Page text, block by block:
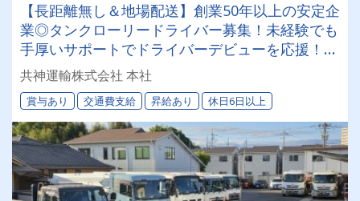
【長距離無し＆地場配送】創業50年以上の安定企
業◎タンクローリードライバー募集！未経験でも
手厚いサポートでドライバーデビューを応援！
【日曜固定休・14時定時】でプライベートや家族
との時間も充実！
共神運輸株式会社 本社
賞与あり 交通費支給 昇給あり 休日6日以上